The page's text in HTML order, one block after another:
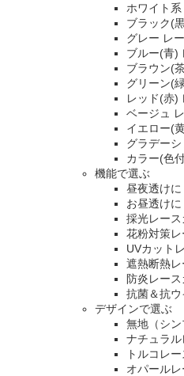
ホワイト
ブラック(
グレー レ
ブルー(青)
ブラウン(
グリーン(
レッド(赤)
ベージュ
イエロー(
グラデー
カラー(色
機能で選ぶ
昼夜透け
お昼透け
採光レー
花粉対策
UVカット
遮熱断熱
防炎レー
抗菌＆抗
デザインで選ぶ
無地（シ
ナチュラ
トルコレ
オパール